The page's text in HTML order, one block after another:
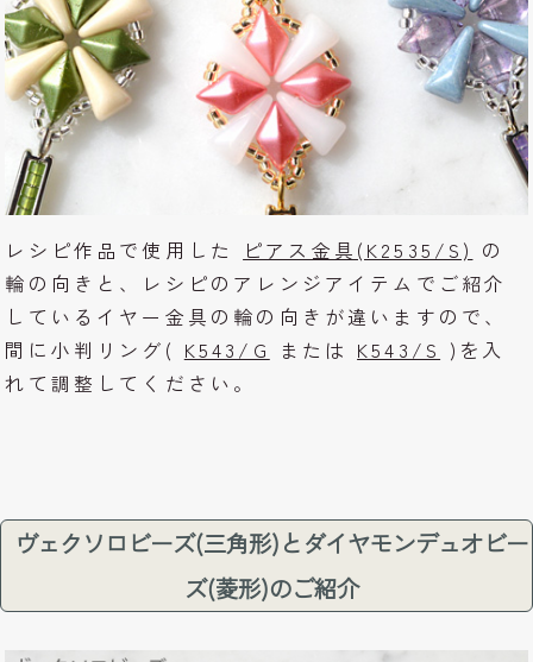
レシピ作品で使用した ピアス金具(K2535/S) の
輪の向きと、レシピのアレンジアイテムでご紹介
しているイヤー金具の輪の向きが違いますので、
間に小判リング( K543/G または K543/S )を入
れて調整してください。
ヴェクソロビーズ(三角形)とダイヤモンデュオビー
ズ(菱形)のご紹介